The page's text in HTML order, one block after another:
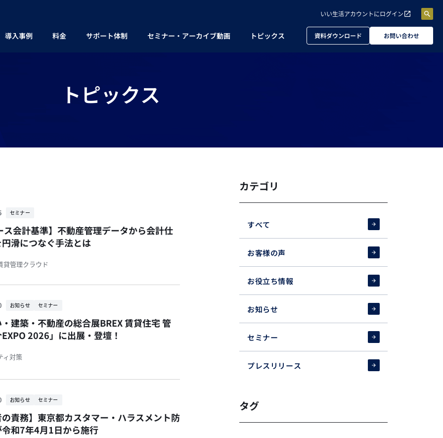
いい生活アカウントにログイン
導入事例 料金 サポート体制 セミナー・アーカイブ動画 トピックス 資料ダウンロード お問い合わせ
トピックス
セミナー
会計基準】不動産管理データから会計仕
滑につなぐ手法とは
貸管理クラウド
お知らせ セミナー
建築・不動産の総合展BREX 賃貸住宅 管
2026」に出展・登壇！
ィ対策
お知らせ セミナー
責務】東京都カスタマー・ハラスメント防
令和7年4月1日から施行
カテゴリ
すべて
お客様の声
お役立ち情報
お知らせ
セミナー
プレスリリース
タグ